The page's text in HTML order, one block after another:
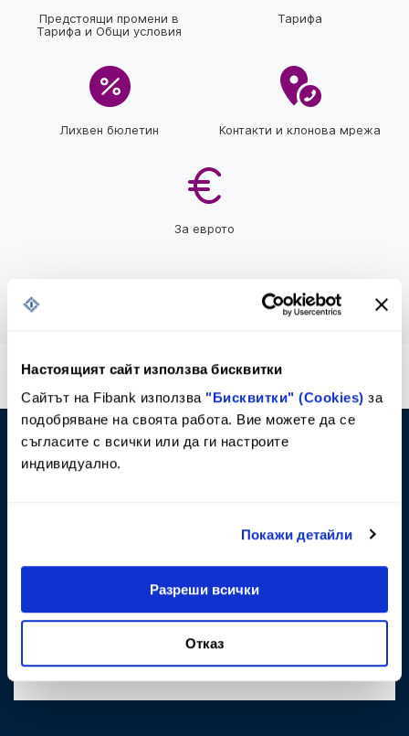
Настоящият сайт използва бисквитки
Сайтът на Fibank използва "Бисквитки" (Cookies) за
подобряване на своята работа. Вие можете да се
съгласите с всички или да ги настроите
индивидуално.
Покажи детайли
Разреши всички
Отказ
Предстоящи промени в
Тарифа и Общи условия
Тарифа
Лихвен бюлетин Контакти и клонова мрежа
За еврото
*2265
Кратък номер за достъп от стационарни и
мобилни телефони
0800 11 011
+359 2 818 0007
или+359 2 818 0006
Телефони за избиране от чужбина
call@fibank.bg
Пишете ни на нашата поща или попълнете
форма за запитване